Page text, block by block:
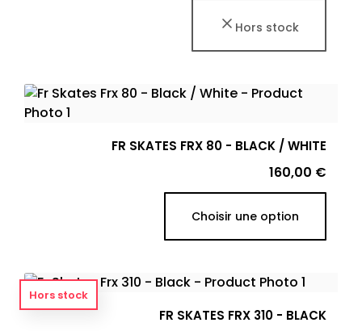
Hors stock
FR SKATES FRX 80 - BLACK / WHITE
Prix
160,00 €
Choisir une option
FR SKATES FRX 310 - BLACK
Hors stock